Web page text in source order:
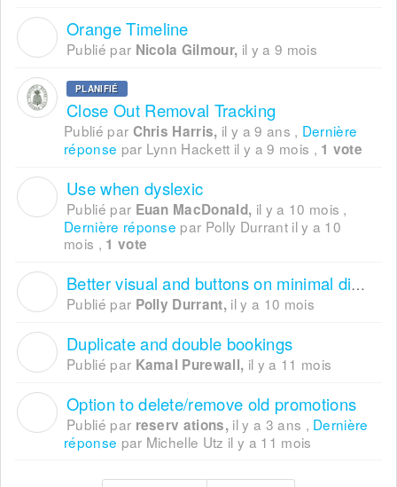
Orange Timeline
Publié par Nicola Gilmour, il y a 9 mois
PLANIFIÉ
Close Out Removal Tracking
Publié par Chris Harris, il y a 9 ans , Dernière
réponse par Lynn Hackett il y a 9 mois , 1 vote
Use when dyslexic
Publié par Euan MacDonald, il y a 10 mois ,
Dernière réponse par Polly Durrant il y a 10
mois , 1 vote
Better visual and buttons on minimal display mode
Publié par Polly Durrant, il y a 10 mois
Duplicate and double bookings
Publié par Kamal Purewall, il y a 11 mois
Option to delete/remove old promotions
Publié par reserv ations, il y a 3 ans , Dernière
réponse par Michelle Utz il y a 11 mois